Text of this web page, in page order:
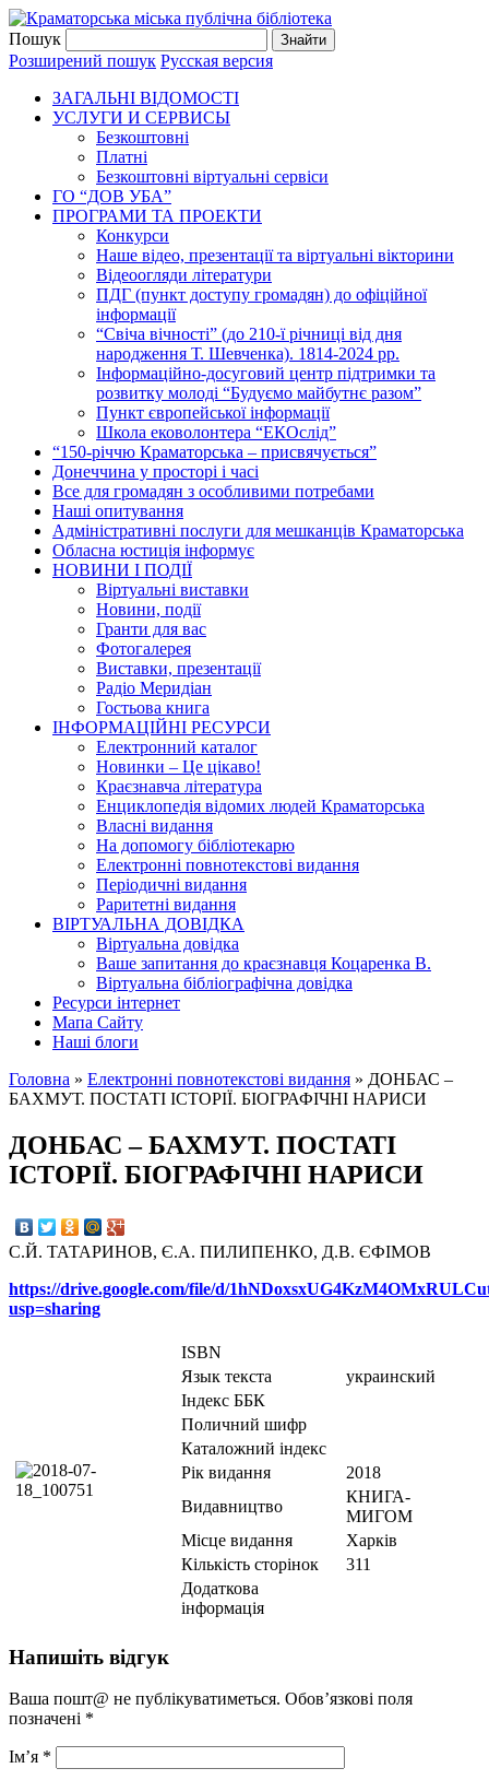
Пошук
Розширений пошук Русская версия
ЗАГАЛЬНI ВIДОМОСТI
УСЛУГИ И СЕРВИСЫ
Безкоштовнi
Платні
Безкоштовні віртуальні сервіси
ГО “ДОВ УБА”
ПРОГРАМИ ТА ПРОЕКТИ
Конкурси
Наше відео, презентації та віртуальні вікторини
Відеоогляди літератури
ПДГ (пункт доступу громадян) до офіційної
інформації
“Свіча вічності” (до 210-ї річниці від дня
народження Т. Шевченка). 1814-2024 рр.
Інформаційно-досуговий центр підтримки та
розвитку молоді “Будуємо майбутнє разом”
Пункт європейської інформації
Школа ековолонтера “ЕКОслід”
“150-річчю Краматорська – присвячується”
Донеччина у просторі і часі
Все для громадян з особливими потребами
Наші опитування
Адміністративні послуги для мешканців Краматорська
Обласна юстиція інформує
НОВИНИ I ПОДIЇ
Вiртуальнi виставки
Новини, подiї
Гранти для вас
Фотогалерея
Виставки, презентації
Радіо Меридіан
Гостьова книга
IНФОРМАЦIЙНI РЕСУРСИ
Електронний каталог
Новинки – Це цiкаво!
Краєзнавча література
Енциклопедія відомих людей Краматорська
Власнi видання
На допомогу бібліотекарю
Електронні повнотекстові видання
Періодичні видання
Раритетні видання
ВIРТУАЛЬНА ДОВIДКА
Вiртуальна довiдка
Ваше запитання до краєзнавця Коцаренка В.
Вiртуальна бiблiографiчна довiдка
Ресурси інтернет
Мапа Сайту
Наші блоги
Головна » Електронні повнотекстові видання » ДОНБАС –
БАХМУТ. ПОСТАТІ ІСТОРІЇ. БІОГРАФІЧНІ НАРИСИ
ДОНБАС – БАХМУТ. ПОСТАТІ
ІСТОРІЇ. БІОГРАФІЧНІ НАРИСИ
С.Й. ТАТАРИНОВ, Є.А. ПИЛИПЕНКО, Д.В. ЄФІМОВ
https://drive.google.com/file/d/
usp=sharing
ISBN
Язык текста
украинский
Iндекс ББК
Поличний шифр
Каталожний індекс
Рік видання
2018
Видавництво
КНИГА-
МИГОМ
Місце видання
Харків
Кількість сторінок
311
Додаткова
інформація
Напишіть відгук
Ваша пошт@ не публікуватиметься. Обов’язкові поля
позначені *
Ім’я *